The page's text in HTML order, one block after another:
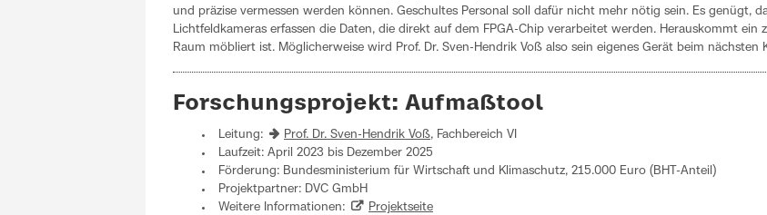
und präzise vermessen werden können. Geschultes Personal soll dafür nicht mehr nötig sein. Es genügt,
Lichtfeldkameras erfassen die Daten, die direkt auf dem FPGA-Chip verarbeitet werden. Herauskommt
Raum möbliert ist. Möglicherweise wird Prof. Dr. Sven-Hendrik Voß also sein eigenes Gerät beim
Forschungsprojekt: Aufmaßtool
Leitung: Prof. Dr. Sven-Hendrik Voß, Fachbereich VI
Laufzeit: April 2023 bis Dezember 2025
Förderung: Bundesministerium für Wirtschaft und Klimaschutz, 215.000 Euro (BHT-Anteil)
Projektpartner: DVC GmbH
Weitere Informationen:
Projektseite